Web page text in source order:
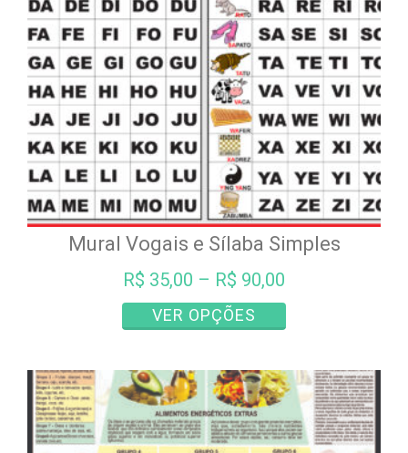
escolhidas
na
página
do
produto
Mural Vogais e Sílaba Simples
R$ 35,00 – R$ 90,00
VER OPÇÕES
produto
várias
variantes.
As
opções